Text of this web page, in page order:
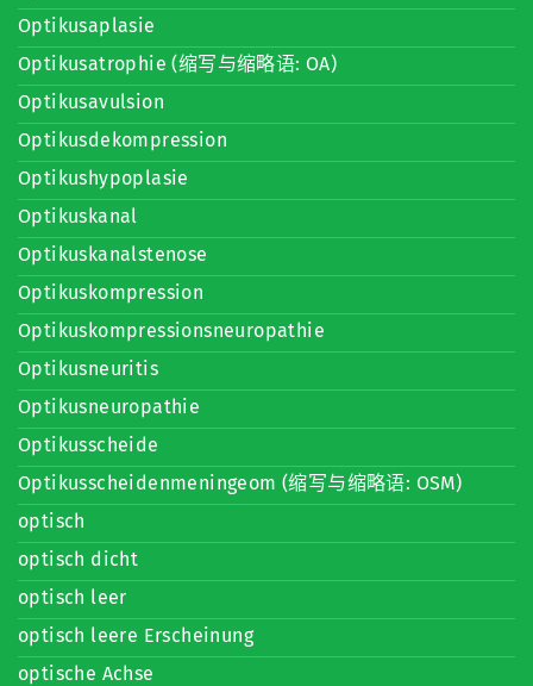
Optikusaplasie
Optikusatrophie (缩写与缩略语: OA)
Optikusavulsion
Optikusdekompression
Optikushypoplasie
Optikuskanal
Optikuskanalstenose
Optikuskompression
Optikuskompressionsneuropathie
Optikusneuritis
Optikusneuropathie
Optikusscheide
Optikusscheidenmeningeom (缩写与缩略语: OSM)
optisch
optisch dicht
optisch leer
optisch leere Erscheinung
optische Achse